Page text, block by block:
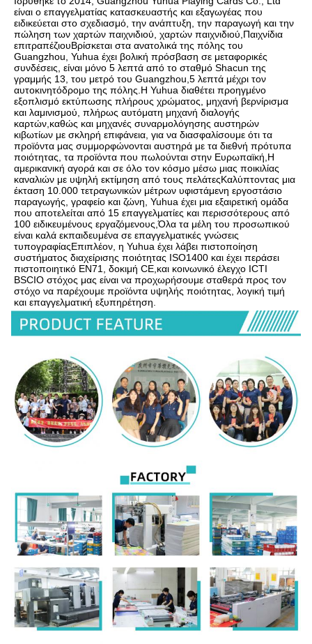
είναι ο επαγγελματίας κατασκευαστής και εξαγωγέας που
ειδικεύεται στο σχεδιασμό, την ανάπτυξη, την παραγωγή και την
πώληση των χαρτών παιχνιδιού, χαρτών παιχνιδιού,Παιχνίδια
επιτραπέζιουΒρίσκεται στα ανατολικά της πόλης του
Guangzhou, Yuhua έχει βολική πρόσβαση σε μεταφορικές
συνδέσεις, είναι μόνο 5 λεπτά από το σταθμό Shacun της
γραμμής 13, του μετρό του Guangzhou,5 λεπτά μέχρι τον
αυτοκινητόδρομο της πόλης.Η Yuhua διαθέτει προηγμένο
εξοπλισμό εκτύπωσης πλήρους χρώματος, μηχανή βερνίρισμα
και λαμινισμού, πλήρως αυτόματη μηχανή διαλογής
καρτών,καθώς και μηχανές συναρμολόγησης αυστηρών
κιβωτίων με σκληρή επιφάνεια, για να διασφαλίσουμε ότι τα
προϊόντα μας συμμορφώνονται αυστηρά με τα διεθνή πρότυπα
ποιότητας, τα προϊόντα που πωλούνται στην Ευρωπαϊκή,Η
αμερικανική αγορά και σε όλο τον κόσμο μέσω μιας ποικιλίας
καναλιών με υψηλή εκτίμηση από τους πελάτεςΚαλύπτοντας μια
έκταση 10.000 τετραγωνικών μέτρων υφιστάμενη εργοστάσιο
παραγωγής, γραφείο και ζώνη, Yuhua έχει μια εξαιρετική ομάδα
που αποτελείται από 15 επαγγελματίες και περισσότερους από
100 ειδικευμένους εργαζόμενους,Όλα τα μέλη του προσωπικού
είναι καλά εκπαιδευμένα σε επαγγελματικές γνώσεις
τυπογραφίαςΕπιπλέον, η Yuhua έχει λάβει πιστοποίηση
συστήματος διαχείρισης ποιότητας ISO1400 και έχει περάσει
πιστοποιητικό EN71, δοκιμή CE,και κοινωνικό έλεγχο ICTI
BSCIΟ στόχος μας είναι να προχωρήσουμε σταθερά προς τον
στόχο να παρέχουμε προϊόντα υψηλής ποιότητας, λογική τιμή
και επαγγελματική εξυπηρέτηση.